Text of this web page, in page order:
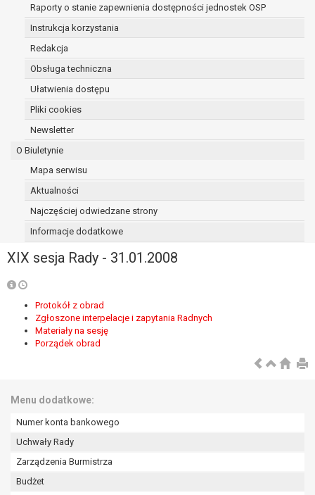
Raporty o stanie zapewnienia dostępności jednostek OSP
Instrukcja korzystania
Redakcja
Obsługa techniczna
Ułatwienia dostępu
Pliki cookies
Newsletter
O Biuletynie
Mapa serwisu
Aktualności
Najczęściej odwiedzane strony
Informacje dodatkowe
XIX sesja Rady - 31.01.2008
Protokół z obrad
Zgłoszone interpelacje i zapytania Radnych
Materiały na sesję
Porządek obrad
Menu dodatkowe:
Numer konta bankowego
Uchwały Rady
Zarządzenia Burmistrza
Budżet
danych dla swoich celów, ale osoba,
której dane dotyczą, potrzebuje ich do
ustalenia, obrony lub dochodzenia
roszczeń,
osoba, której dane dotyczą, wniosła
sprzeciw wobec przetwarzania
danych - do czasu ustalenia czy
prawnie uzasadnione podstawy po
podstawie art. 20 RODO, w przypadku gdy
przetwarzanie danych odbywa się na
której dane dotyczą lub na podstawie
zgody wyrażonej przez tą osobę,
prawo sprzeciwu wobec przetwarzania
danych na podstawie art. 21 RODO, wobec
przetwarzania danych osobowych, którego
powierzonej administratorowi bądź
wynikających z prawnie